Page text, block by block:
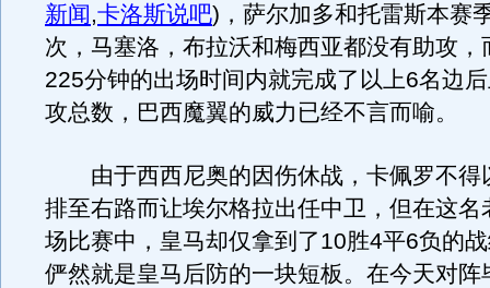
新闻,卡洛斯说吧) ，萨尔加多和托雷斯本赛
次，马塞洛，布拉沃和梅西亚都没有助攻，
225分钟的出场时间内就完成了以上6名边
攻总数，巴西魔翼的威力已经不言而喻。
由于西西尼奥的因伤休战，卡佩罗不得
排至右路而让埃尔格拉出任中卫，但在这名
场比赛中，皇马却仅拿到了10胜4平6负的
俨然就是皇马后防的一块短板。在今天对阵